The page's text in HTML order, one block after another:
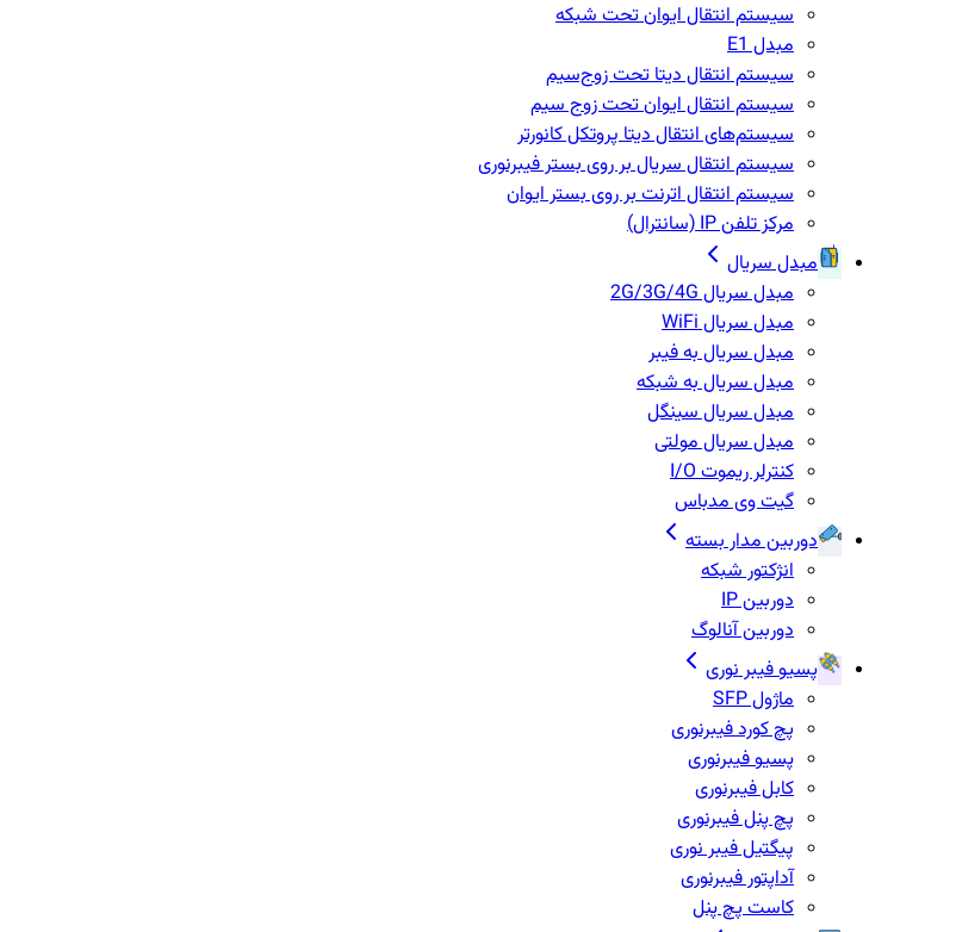
سیستم انتقال ایوان تحت شبکه
مبدل E1
سیستم انتقال دیتا تحت زوج‌سیم
سیستم انتقال ایوان تحت زوج سیم
سیستم‌های انتقال دیتا پروتکل کانورتر
سیستم انتقال سریال بر روی بستر فیبرنوری
سیستم انتقال اترنت بر روی بستر ایوان
مرکز تلفن IP‌ (سانترال)
مبدل سریال
مبدل سریال 2G/3G/4G
مبدل سریال WiFi
مبدل سریال به فیبر
مبدل سریال به شبکه
مبدل سریال سینگل
مبدل سریال مولتی
کنترلر ریموت I/O
گیت وی مدباس
دوربین مدار بسته
انژکتور شبکه
دوربین IP
دوربین آنالوگ
پسیو فیبر نوری
ماژول SFP
پچ کورد فیبرنوری
پسیو فیبرنوری
کابل فیبرنوری
پچ پنل فیبرنوری
پیگتیل فیبر نوری
آداپتور فیبرنوری
کاست پچ پنل